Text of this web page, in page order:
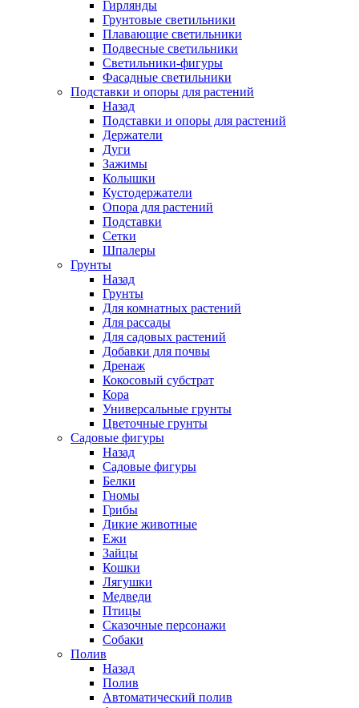
Гирлянды
Грунтовые светильники
Плавающие светильники
Подвесные светильники
Светильники-фигуры
Фасадные светильники
Подставки и опоры для растений
Назад
Подставки и опоры для растений
Держатели
Дуги
Зажимы
Колышки
Кустодержатели
Опора для растений
Подставки
Сетки
Шпалеры
Грунты
Назад
Грунты
Для комнатных растений
Для рассады
Для садовых растений
Добавки для почвы
Дренаж
Кокосовый субстрат
Кора
Универсальные грунты
Цветочные грунты
Садовые фигуры
Назад
Садовые фигуры
Белки
Гномы
Грибы
Дикие животные
Ежи
Зайцы
Кошки
Лягушки
Медведи
Птицы
Сказочные персонажи
Собаки
Полив
Назад
Полив
Автоматический полив